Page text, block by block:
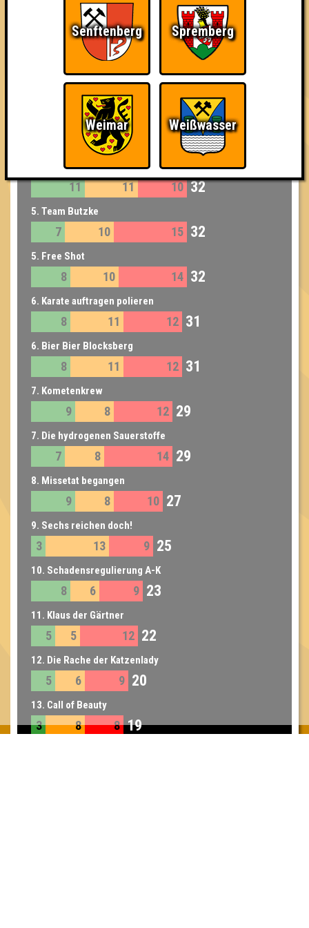
12 10 13 35
3. Hateful 8
11 15 35
4. Nicht sicher
12 8 13 33
4. Band of Brazzers
11 14 33
5. Schnapsosaurus
11 11 10 32
5. Team Butzke
7 10 15 32
5. Free Shot
8 10 14 32
6. Karate auftragen polieren
8 11 12 31
6. Bier Bier Blocksberg
8 11 12 31
7. Kometenkrew
9 8 12 29
7. Die hydrogenen Sauerstoffe
7 8 14 29
8. Missetat begangen
9 8 10 27
9. Sechs reichen doch!
3 13 9 25
10. Schadensregulierung A-K
8 6 9 23
11. Klaus der Gärtner
5 5 12 22
12. Die Rache der Katzenlady
5 6 9 20
13. Call of Beauty
3 8 8 19
Senftenberg Spremberg
Weimar Weißwasser